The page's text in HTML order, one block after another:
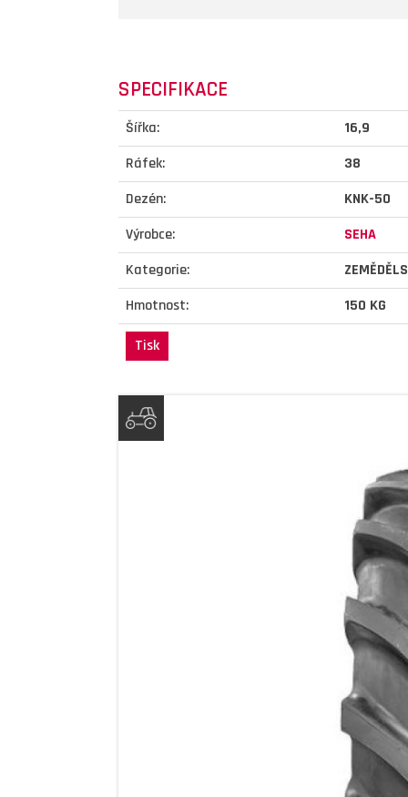
SPECIFIKACE
Šířka:
16,9
Ráfek:
38
Dezén:
KNK-50
Výrobce:
SEHA
Kategorie:
Hmotnost:
150 KG
Tisk